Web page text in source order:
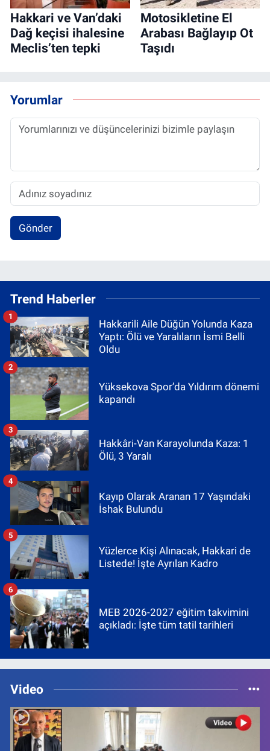
Hakkari ve Van’daki
Dağ keçisi ihalesine
Meclis’ten tepki
Motosikletine El
Arabası Bağlayıp Ot
Taşıdı
Yorumlar
Gönder
Trend Haberler
Hakkarili Aile Düğün Yolunda Kaza
Yaptı: Ölü ve Yaralıların İsmi Belli
Oldu
1
Yüksekova Spor’da Yıldırım dönemi
kapandı
2
Hakkâri-Van Karayolunda Kaza: 1
Ölü, 3 Yaralı
3
Kayıp Olarak Aranan 17 Yaşındaki
İshak Bulundu
4
Yüzlerce Kişi Alınacak, Hakkari de
Listede! İşte Ayrılan Kadro
5
MEB 2026-2027 eğitim takvimini
açıkladı: İşte tüm tatil tarihleri
6
Video